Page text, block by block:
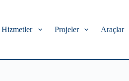
Hizmetler Projeler Araçlar